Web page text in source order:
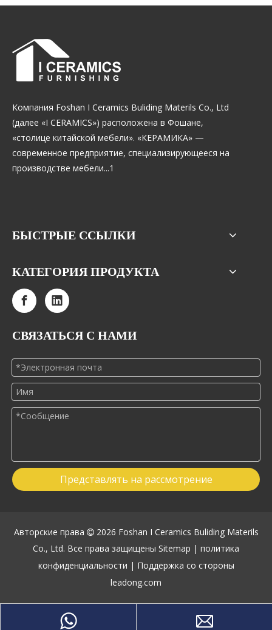
Компания Foshan I Ceramics Buliding Materils Co., Ltd
(далее «I CERAMICS») расположена в Фошане,
«столице китайской мебели». «КЕРАМИКА» —
современное предприятие, специализирующееся на
производстве мебели...1
БЫСТРЫЕ ССЫЛКИ
КАТЕГОРИЯ ПРОДУКТА
СВЯЗАТЬСЯ С НАМИ
Представлять на рассмотрение
Авторские права  2026 Foshan I Ceramics Buliding Materils
Co., Ltd. Все права защищены Sitemap | политика
конфиденциальности | Поддержка со стороны
leadong.com